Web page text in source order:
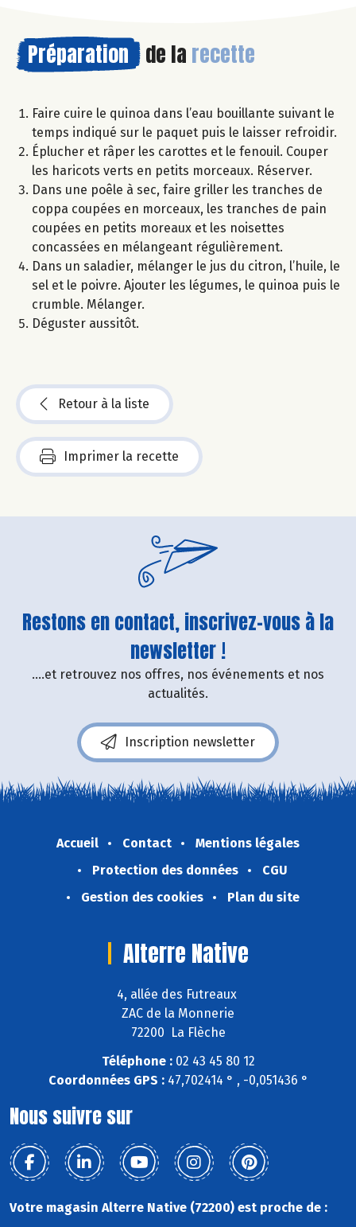
Préparation de la recette
Faire cuire le quinoa dans l’eau bouillante suivant le
temps indiqué sur le paquet puis le laisser refroidir.
Éplucher et râper les carottes et le fenouil. Couper
les haricots verts en petits morceaux. Réserver.
Dans une poêle à sec, faire griller les tranches de
coppa coupées en morceaux, les tranches de pain
coupées en petits moreaux et les noisettes
concassées en mélangeant régulièrement.
Dans un saladier, mélanger le jus du citron, l’huile, le
sel et le poivre. Ajouter les légumes, le quinoa puis le
crumble. Mélanger.
Déguster aussitôt.
Retour à la liste
Imprimer la recette
Restons en contact, inscrivez-vous à la
newsletter !
....et retrouvez nos offres, nos événements et nos
actualités.
Inscription newsletter
Accueil Contact
Mentions légales
Protection des données
CGU
Gestion des cookies
Plan du site
Alterre Native
4, allée des Futreaux
ZAC de la Monnerie
72200 La Flèche
Téléphone :02 43 45 80 12
Coordonnées GPS :47,702414 ° , -0,051436 °
Nous suivre sur
Votre magasin Alterre Native (72200) est proche de :